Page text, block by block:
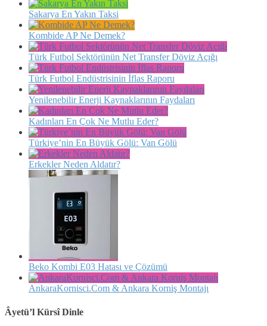
Sakarya En Yakın Taksi
Kombide AP Ne Demek?
Türk Futbol Sektörünün Net Transfer Döviz Açığı
Türk Futbol Endüstrisinin İflas Raporu
Yenilenebilir Enerji Kaynaklarının Faydaları
Kadınları En Çok Ne Mutlu Eder?
Türkiye’nin En Büyük Gölü: Van Gölü
Erkekler Neden Aldatır?
Beko Kombi E03 Hatası ve Çözümü
AnkaraKornisci.Com & Ankara Korniş Montajı
Âyetü’l Kürsî Dinle